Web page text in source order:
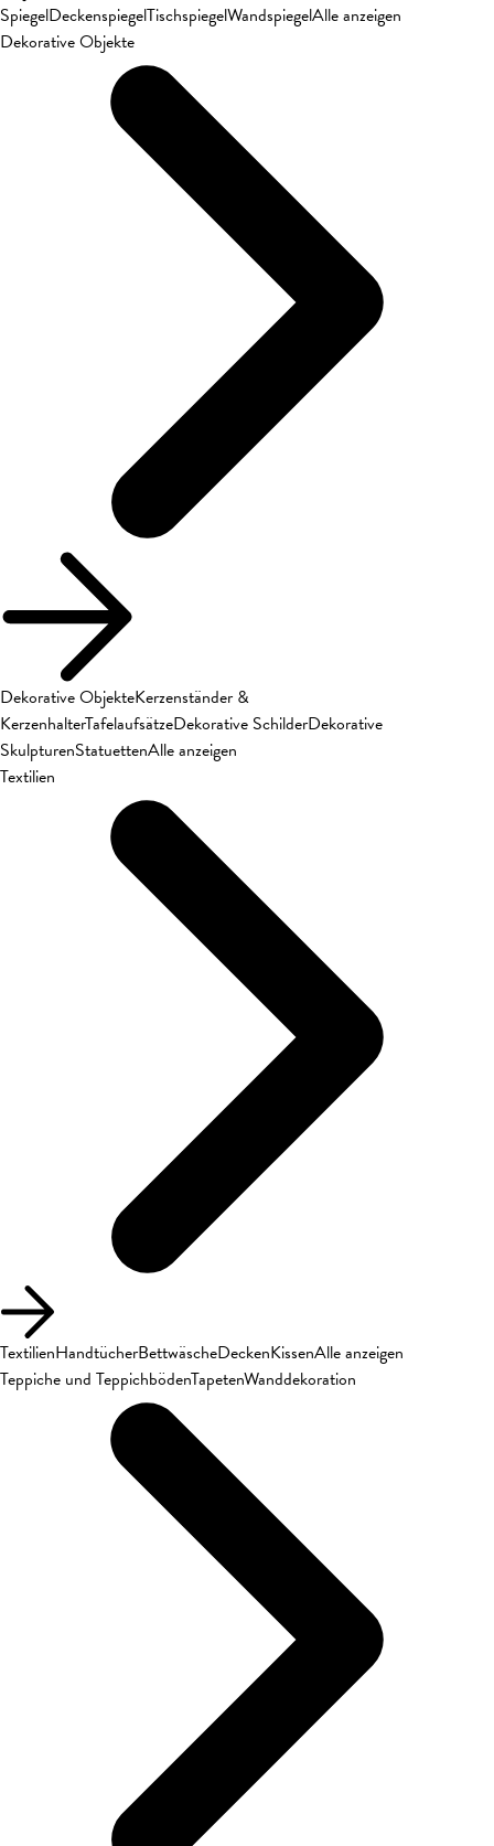
SpiegelDeckenspiegelTischspiegelWandspiegelAlle anzeigen
Dekorative Objekte
Dekorative ObjekteKerzenständer &
KerzenhalterTafelaufsätzeDekorative SchilderDekorative
SkulpturenStatuettenAlle anzeigen
Textilien
TextilienHandtücherBettwäscheDeckenKissenAlle anzeigen
Teppiche und TeppichbödenTapetenWanddekoration